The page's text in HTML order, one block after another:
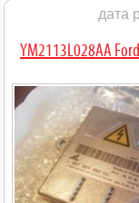
дата
YM2113L028AA